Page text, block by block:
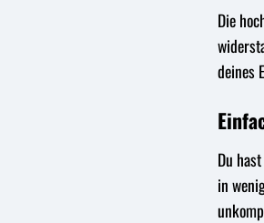
Die
deines
Du
in